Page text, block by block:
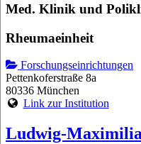
Med. Klinik und
Rheumaeinheit
Forschungseinrichtungen
Pettenkoferstraße 8a
80336 München
Link zur Institution
Ludwig-